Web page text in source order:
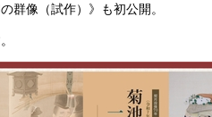
群像（試作）》も初公開。